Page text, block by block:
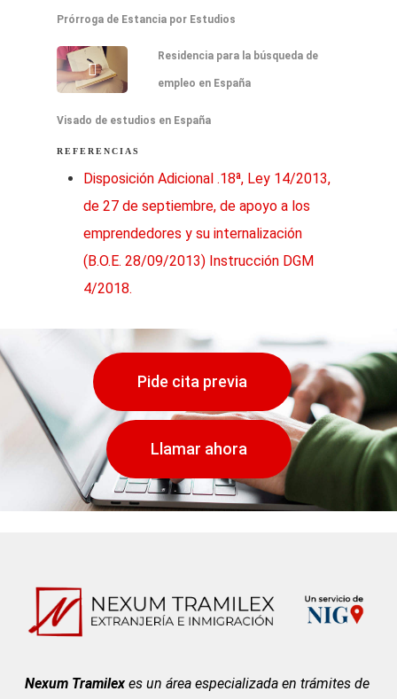
Prórroga de Estancia por Estudios
Residencia para la búsqueda de
empleo en España
Visado de estudios en España
REFERENCIAS
Disposición Adicional .18ª, Ley 14/2013,
de 27 de septiembre, de apoyo a los
emprendedores y su internalización
(B.O.E. 28/09/2013) Instrucción DGM
4/2018.
Pide cita previa
Llamar ahora
Nexum Tramilex es un área especializada en trámites de